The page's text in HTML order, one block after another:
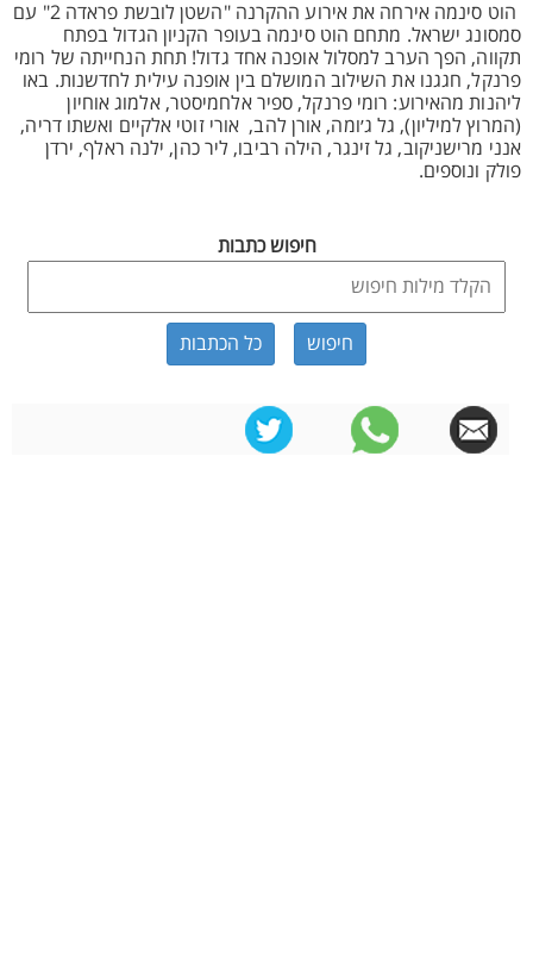
הוט סינמה אירחה את אירוע ההקרנה "השטן לובשת פראדה 2" עם
סמסונג ישראל. מתחם הוט סינמה בעופר הקניון הגדול בפתח
תקווה, הפך הערב למסלול אופנה אחד גדול! תחת הנחייתה של רומי
פרנקל, חגגנו את השילוב המושלם בין אופנה עילית לחדשנות. באו
ליהנות מהאירוע: רומי פרנקל, ספיר אלחמיסטר, אלמוג אוחיון
(המרוץ למיליון), גל ג׳ומה, אורן להב, אורי זוטי אלקיים ואשתו דריה,
אנני מרישניקוב, גל זינגר, הילה רביבו, ליר כהן, ילנה ראלף, ירדן
פולק ונוספים.
חיפוש כתבות
כל הכתבות